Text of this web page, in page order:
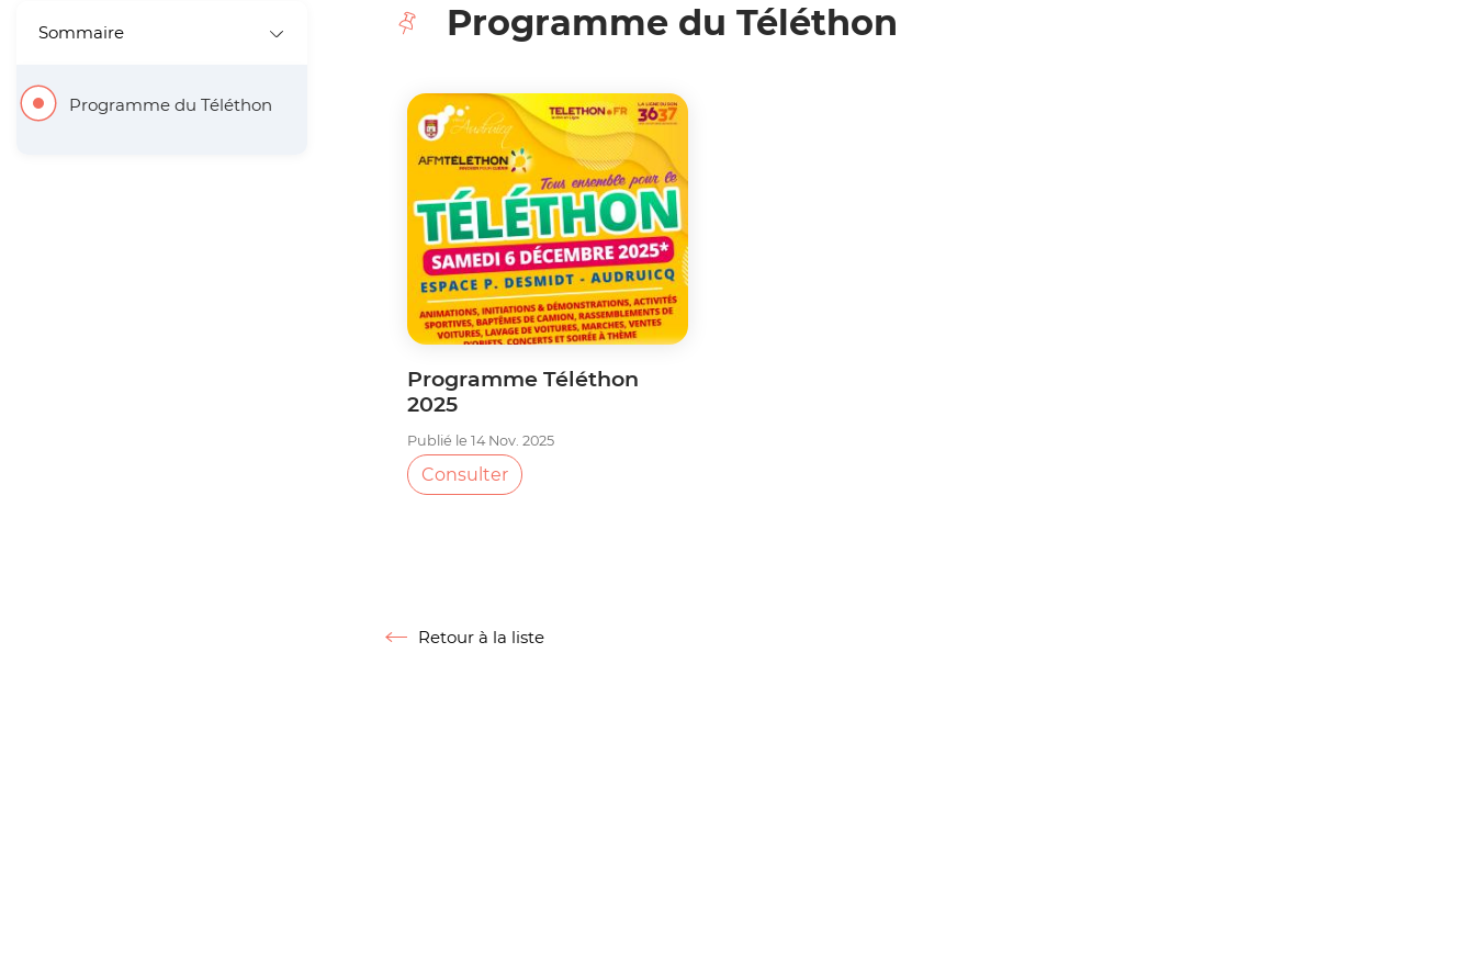
A
r
i
Sommaire
Programme du Téléthon
Programme du Téléthon
Programme Téléthon
2025
Publié le 14 Nov. 2025
Consulter
Retour à la liste
Retour à la liste